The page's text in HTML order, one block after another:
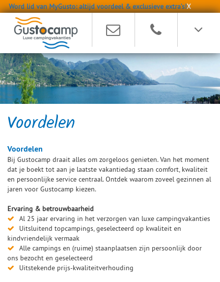
Word lid van MyGusto: altijd voordeel & exclusieve extra’s!X
Voordelen
Voordelen
Bij Gustocamp draait alles om zorgeloos genieten. Van het moment
dat je boekt tot aan je laatste vakantiedag staan comfort, kwaliteit
en persoonlijke service centraal. Ontdek waarom zoveel gezinnen al
jaren voor Gustocamp kiezen.
Ervaring & betrouwbaarheid
Al 25 jaar ervaring in het verzorgen van luxe campingvakanties
Uitsluitend topcampings, geselecteerd op kwaliteit en
kindvriendelijk vermaak
Alle campings en (ruime) staanplaatsen zijn persoonlijk door
ons bezocht en geselecteerd
Uitstekende prijs-kwaliteitverhouding